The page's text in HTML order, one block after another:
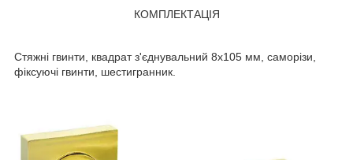
КОМПЛЕКТАЦІЯ
Стяжні гвинти, квадрат з'єднувальний 8x105 мм, саморізи,
фіксуючі гвинти, шестигранник.